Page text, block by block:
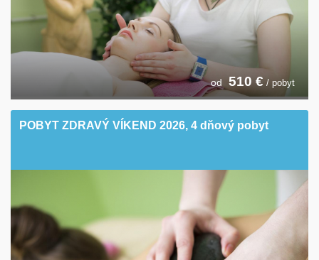
od 510 € / pobyt
POBYT ZDRAVÝ VÍKEND 2026, 4 dňový pobyt